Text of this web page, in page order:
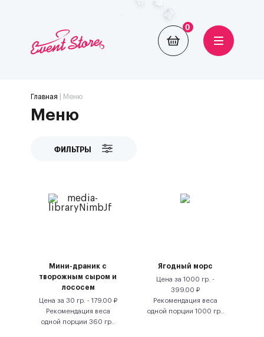
0
Главная | Меню
Меню
ФИЛЬТРЫ
Мини-драник с
творожным сыром и
лососем
Цена за 30 гр. - 179.00 ₽
Рекомендация веса
одной порции 360 гр.
Ягодный морс
Цена за 1000 гр. -
399.00 ₽
Рекомендация веса
одной порции 1000 гр.